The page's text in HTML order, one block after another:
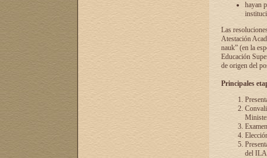
hayan
Las
Atestación
nauk” (en la
Educación
de origen del
Principales
del